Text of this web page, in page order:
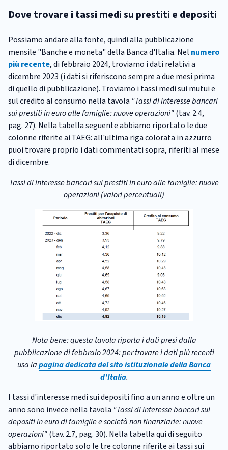
Dove trovare i tassi medi su prestiti e depositi
Possiamo andare alla fonte, quindi alla pubblicazione
mensile "Banche e moneta" della Banca d'Italia. Nel numero
più recente, di febbraio 2024, troviamo i dati relativi a
dicembre 2023 (i dati si riferiscono sempre a due mesi prima
di quello di pubblicazione). Troviamo i tassi medi sui mutui e
sul credito al consumo nella tavola "Tassi di interesse bancari
sui prestiti in euro alle famiglie: nuove operazioni"(tav. 2.4,
pag. 27). Nella tabella seguente abbiamo riportato le due
colonne riferite ai TAEG: all'ultima riga colorata in azzurro
puoi trovare proprio i dati commentati sopra, riferiti al mese
di dicembre.
Tassi di interesse bancari sui prestiti in euro alle famiglie: nuove
operazioni (valori percentuali)
Nota bene: questa tavola riporta i dati presi dalla
pubblicazione di febbraio 2024: per trovare i dati più recenti
usa lapagina dedicata del sito istituzionale della Banca
d'Italia.
I tassi d'interesse medi sui depositi fino a un anno e oltre un
anno sono invece nella tavola "Tassi di interesse bancari sui
depositi in euro di famiglie e società non finanziarie: nuove
operazioni"(tav. 2.7, pag. 30). Nella tabella qui di seguito
abbiamo riportato solo le tre colonne riferite ai tassi sui